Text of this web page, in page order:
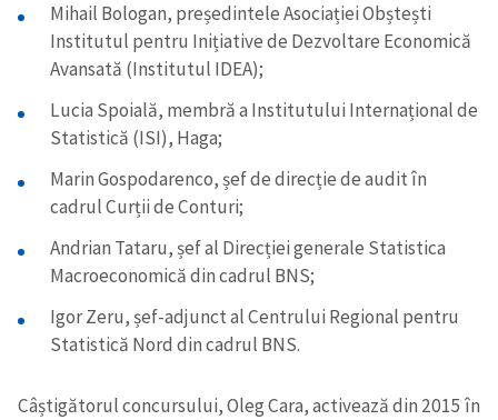
Mihail Bologan, președintele Asociației Obștești
Institutul pentru Inițiative de Dezvoltare Economică
Avansată (Institutul IDEA);
Lucia Spoială, membră a Institutului Internațional de
Statistică (ISI), Haga;
Marin Gospodarenco, șef de direcție de audit în
cadrul Curții de Conturi;
Andrian Tataru, șef al Direcției generale Statistica
Macroeconomică din cadrul BNS;
Igor Zeru, șef-adjunct al Centrului Regional pentru
Statistică Nord din cadrul BNS.
Câștigătorul concursului, Oleg Cara, activează din 2015 în